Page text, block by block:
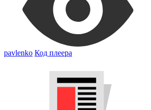
pavlenko Код плеера